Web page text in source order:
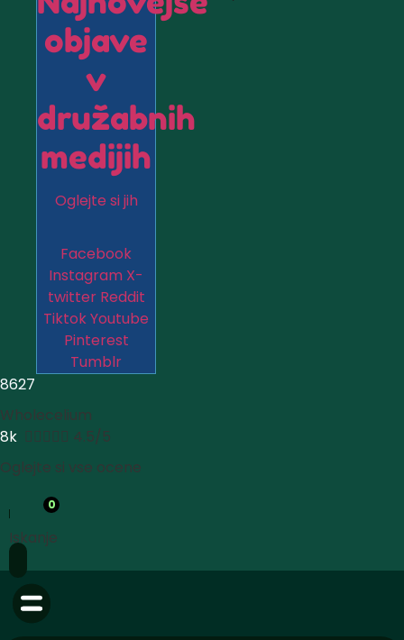
objave
v
družabnih
medijih
Oglejte si jih
Facebook
Instagram X-
twitter Reddit
TiktokYoutube
Pinterest
Tumblr
8627
Wholecelium
8k  4.5/5
Oglejte si vse ocene
0
Iskanje